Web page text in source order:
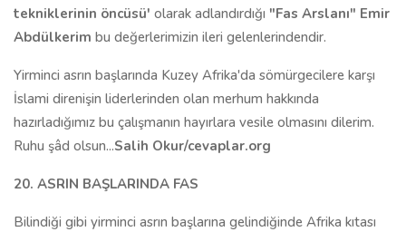
tekniklerinin öncüsü' olarak adlandırdığı "Fas Arslanı" Emir
Abdülkerim bu değerlerimizin ileri gelenlerindendir.
Yirminci asrın başlarında Kuzey Afrika'da sömürgecilere karşı
İslami direnişin liderlerinden olan merhum hakkında
hazırladığımız bu çalışmanın hayırlara vesile olmasını dilerim.
Ruhu şâd olsun...Salih Okur/cevaplar.org
20. ASRIN BAŞLARINDA FAS
Bilindiği gibi yirminci asrın başlarına gelindiğinde Afrika kıtası